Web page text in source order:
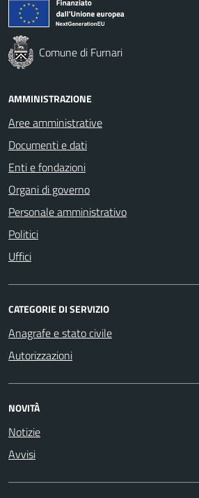
Comune di Furnari
AMMINISTRAZIONE
Aree amministrative
Documenti e dati
Enti e fondazioni
Organi di governo
Personale amministrativo
Politici
Uffici
CATEGORIE DI SERVIZIO
Anagrafe e stato civile
Autorizzazioni
NOVITÀ
Notizie
Avvisi